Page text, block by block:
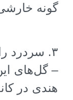
گونه
۳. سردرد
– گل‌های
هندی در